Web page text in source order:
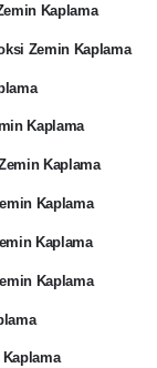
Kaplama
Zemin Kaplama
Kaplama
Kaplama
Kaplama
Kaplama
Kaplama